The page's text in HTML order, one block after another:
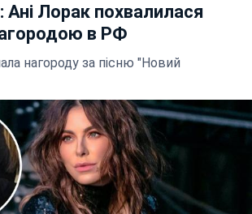
Ані Лорак похвалилася
в РФ
нагороду за пісню "Новий